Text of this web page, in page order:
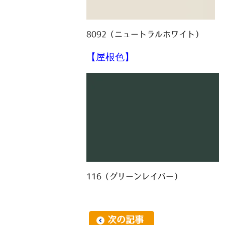
8092（ニュートラルホワイト）
【屋根色】
116（グリーンレイバー）
次の記事